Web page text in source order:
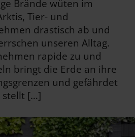
Brände wüten im
Tier- und
drastisch ab und
unseren Alltag.
rapide zu und
bringt die Erde an ihre
und gefährdet
stellt […]